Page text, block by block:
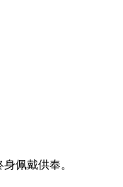
佩戴供奉。